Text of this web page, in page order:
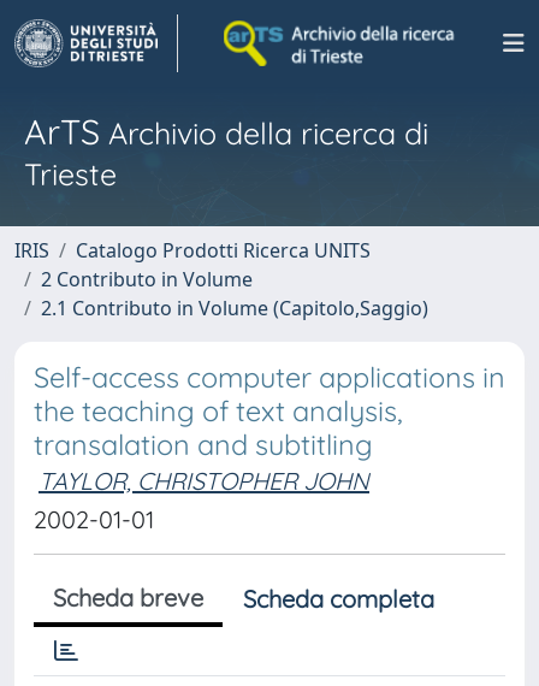
ArTS Archivio della ricerca di
Trieste
IRIS
Catalogo Prodotti Ricerca UNITS
2 Contributo in Volume
2.1 Contributo in Volume (Capitolo,Saggio)
Self-access computer applications in
the teaching of text analysis,
transalation and subtitling
TAYLOR, CHRISTOPHER JOHN
2002-01-01
Scheda breve Scheda completa